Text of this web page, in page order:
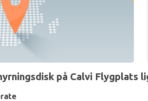
på Calvi Flygplats